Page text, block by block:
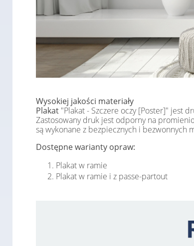
Wysokiej jakości materiały
Plakat "Plakat - Szczere oczy [Poster]" jest
Zastosowany druk jest odporny na
są wykonane z bezpiecznych i bezwonnych
Dostępne warianty opraw:
Plakat w ramie
Plakat w ramie i z passe-partout